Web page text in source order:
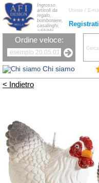
Chi siamo
Registrati
Ingrosso
articoli da
regalo,
bomboniere,
casalinghi,
addobbi
natalizi, nastri,
oggettistica,
la tavola, fiori
artificiali e
candele.
Ordine veloce:
< Indietro